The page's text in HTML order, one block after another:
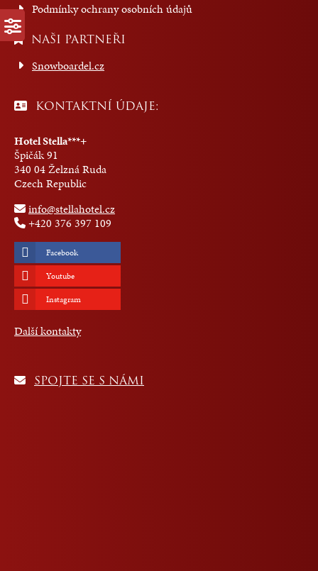
Podmínky ochrany osobních údajů
NAŠI PARTNEŘI
Snowboardel.cz
KONTAKTNÍ ÚDAJE:
Hotel Stella***+
Špičák 91
340 04 Želzná Ruda
Czech Republic
info@stellahotel.cz
+420 376 397 109
Facebook
Youtube
Instagram
Další kontakty
SPOJTE SE S NÁMI